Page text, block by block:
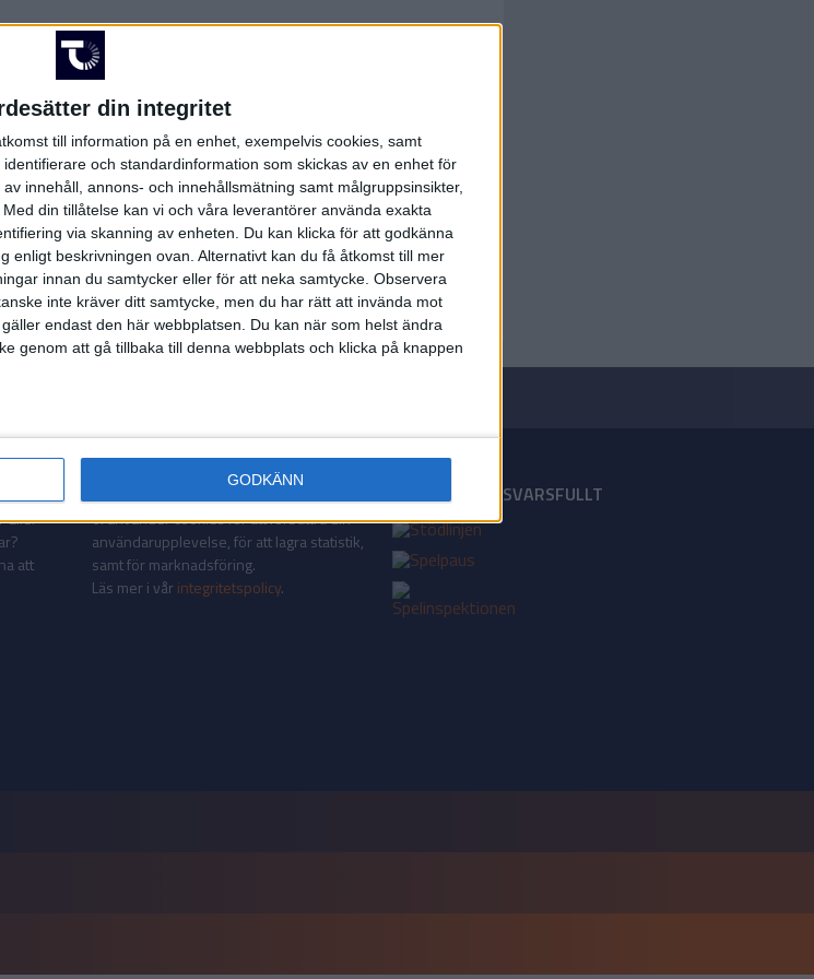
din integritet
till information på en enhet, exempelvis cookies, samt
och standardinformation som skickas av en enhet för
innehåll, annons- och innehållsmätning samt målgruppsinsikter,
Med din tillåtelse kan vi och våra leverantörer använda exakta
via skanning av enheten. Du kan klicka för att godkänna
enligt beskrivningen ovan. Alternativt kan du få åtkomst till mer
innan du samtycker eller för att neka samtycke. Observera
inte kräver ditt samtycke, men du har rätt att invända mot
endast den här webbplatsen. Du kan när som helst ändra
genom att gå tillbaka till denna webbplats och klicka på knappen
GODKÄNN
FAKTA
Eller
att
INTEGRITETSPOLICY
Vi använder cookies för att förbättra din
användarupplevelse, för att lagra statistik,
samt för marknadsföring.
Läs mer i vår integritetspolicy.
18+ SPELA ANSVARSFULLT